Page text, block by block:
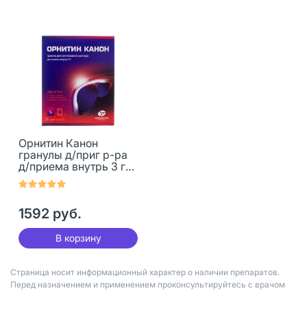
Орнитин Канон
гранулы д/приг р-ра
д/приема внутрь 3 г
30 шт
1592 руб.
В корзину
Страница носит информационный характер о наличии препаратов.
Перед назначением и применением проконсультируйтесь с врачом